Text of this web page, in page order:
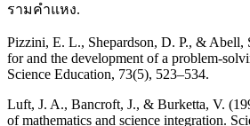
รามคำแหง.
Pizzini, E. L., Shepardson, D. P., & Abell,
for and the development of a problem-
Science Education, 73(5), 523–534.
Luft, J. A., Bancroft, J., & Burketta, V.
of mathematics and science integration.